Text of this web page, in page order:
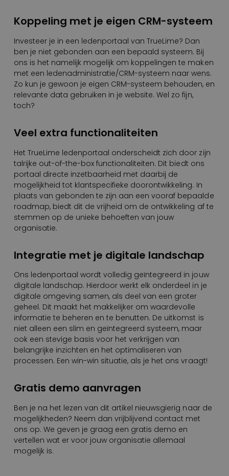
Koppeling met je eigen CRM-systeem
Investeer je in een ledenportaal van TrueLime? Dan
ben je niet gebonden aan een bepaald systeem. Bij
ons is het namelijk mogelijk om koppelingen te maken
met een ledenadministratie/CRM-systeem naar wens.
Zo kun je gewoon je eigen CRM-systeem behouden, en
relevante data gebruiken in je website. Wel zo fijn,
toch?
Veel extra functionaliteiten
Het TrueLime ledenportaal onderscheidt zich door zijn
talrijke out-of-the-box functionaliteiten. Dit biedt ons
portaal directe inzetbaarheid met daarbij de
mogelijkheid tot klantspecifieke doorontwikkeling. In
plaats van gebonden te zijn aan een vooraf bepaalde
roadmap, biedt dit de vrijheid om de ontwikkeling af te
stemmen op de unieke behoeften van jouw
organisatie.
Integratie met je digitale landschap
Ons ledenportaal wordt volledig geïntegreerd in jouw
digitale landschap. Hierdoor werkt elk onderdeel in je
digitale omgeving samen, als deel van een groter
geheel. Dit maakt het makkelijker om waardevolle
informatie te beheren en te benutten. De uitkomst is
niet alleen een slim en geïntegreerd systeem, maar
ook een stevige basis voor het verkrijgen van
belangrijke inzichten en het optimaliseren van
processen. Een win-win situatie, als je het ons vraagt!
Gratis demo aanvragen
Ben je na het lezen van dit artikel nieuwsgierig naar de
mogelijkheden? Neem dan vrijblijvend contact met
ons op. We geven je graag een gratis demo en
vertellen wat er voor jouw organisatie allemaal
mogelijk is.